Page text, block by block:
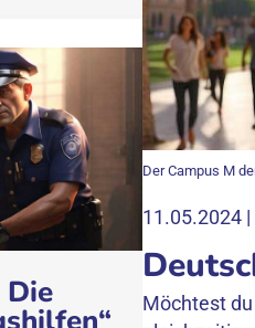
Die
Der Campus M
11.05.2024 |
Möchtest